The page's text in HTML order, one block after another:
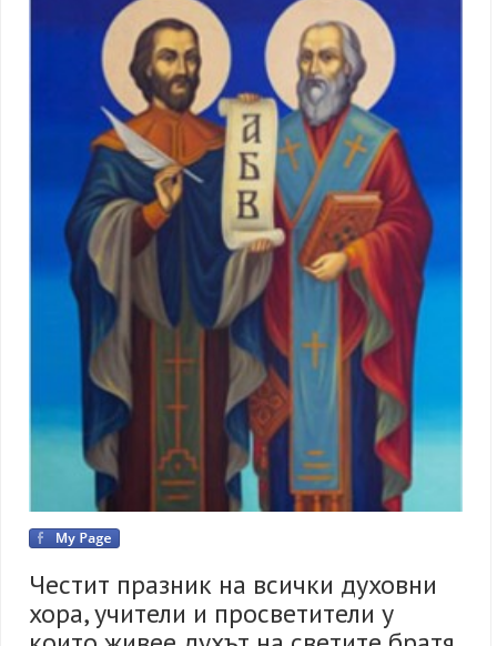
Честит празник на всички духовни
хора, учители и просветители у